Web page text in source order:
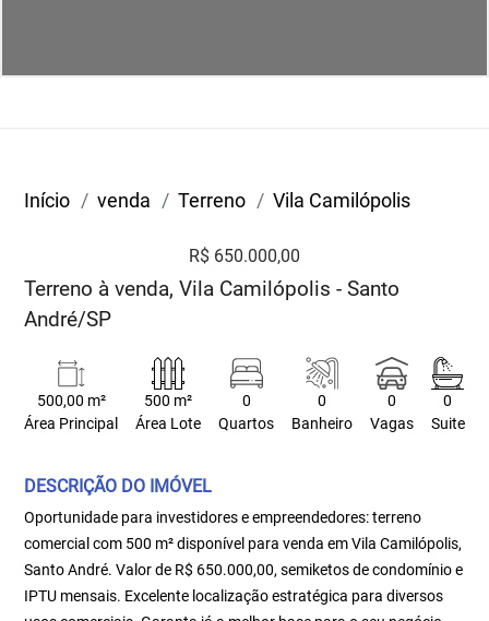
Início venda Terreno Vila Camilópolis
R$ 650.000,00
Terreno à venda, Vila Camilópolis - Santo
André/SP
500,00 m²
Área Principal
500 m²
Área Lote
0
Quartos
0
Banheiro
0
Vagas
0
Suite
DESCRIÇÃO DO IMÓVEL
Oportunidade para investidores e empreendedores: terreno
comercial com 500 m² disponível para venda em Vila Camilópolis,
Santo André. Valor de R$ 650.000,00, semiketos de condomínio e
IPTU mensais. Excelente localização estratégica para diversos